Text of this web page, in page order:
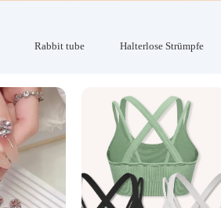
Rabbit tube Halterlose Strümpfe